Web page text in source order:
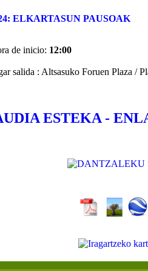
ELKARTASUN PAUSOAK
de inicio: 12:00
salida : Altsasuko Foruen Plaza /
ESTEKA -